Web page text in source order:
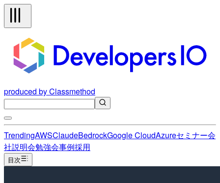
produced by Classmethod
TrendingAWSClaudeBedrockGoogle CloudAzureセミナー会
社説明会勉強会事例採用
目次